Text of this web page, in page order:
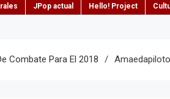
JPop actual Hello! Project
Combate Para El 2018 Amaedapiloto